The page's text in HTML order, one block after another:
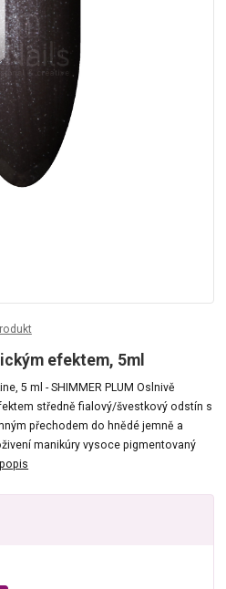
efektem, 5ml
5 ml - SHIMMER PLUM Oslnivě
středně fialový/švestkový odstín s
přechodem do hnědé jemně a
manikúry vysoce pigmentovaný